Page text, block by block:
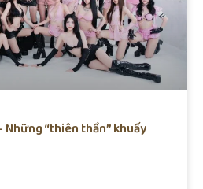
Những “thiên thần” khuấy